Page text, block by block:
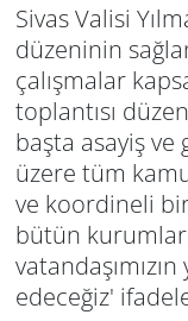
Sivas Valisi
düzeninin
çalışmalar
toplantısı
başta asayiş
üzere tüm
ve koordineli
bütün
edeceğiz'